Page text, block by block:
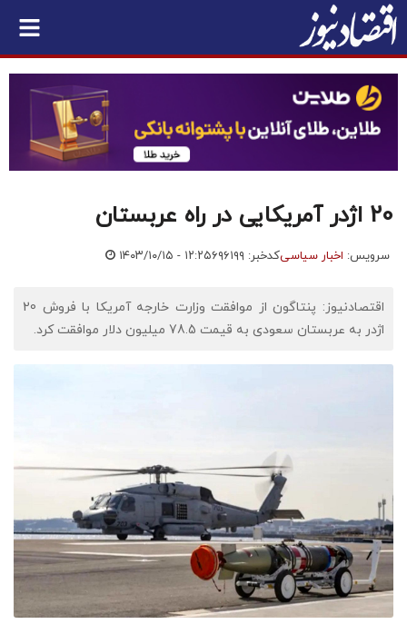
20 اژدر آمریکایی در راه عربستان
سرویس: اخبار سیاسیکدخبر: ۶۹۶۱۹۹ ۱۴۰۳/۱۰/۱۵ - ۱۲:۲۵
اقتصادنیوز: پنتاگون از موافقت وزارت خارجه آمریکا با فروش 20
اژدر به عربستان سعودی به قیمت 78.5 میلیون دلار موافقت کرد.